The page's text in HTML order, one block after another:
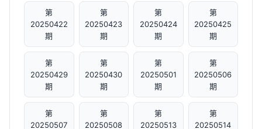
第
20250422
期
第
20250423
期
第
20250424
期
第
20250425
期
第
20250429
期
第
20250430
期
第
20250501
期
第
20250506
期
第
20250507
第
20250508
第
20250513
第
20250514